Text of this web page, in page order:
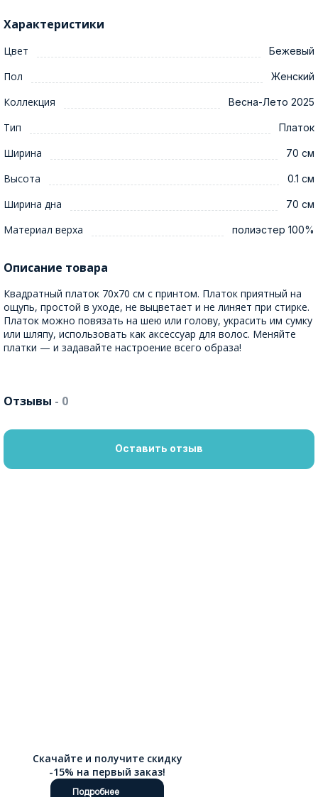
Характеристики
Цвет Бежевый
Пол Женский
Коллекция Весна-Лето 2025
Тип Платок
Ширина 70 см
Высота 0.1 см
Ширина дна 70 см
Материал верха полиэстер 100%
Описание товара
Квадратный платок 70x70 см с принтом. Платок приятный на
ощупь, простой в уходе, не выцветает и не линяет при стирке.
Платок можно повязать на шею или голову, украсить им сумку
или шляпу, использовать как аксессуар для волос. Меняйте
платки — и задавайте настроение всего образа!
Отзывы - 0
Оставить отзыв
Скачайте и получите скидку
-15% на первый заказ!
Подробнее